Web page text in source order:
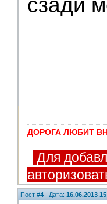
сзади
ДОРОГА ЛЮБИТ
Для
Пост #4Дата: 16.06.2013